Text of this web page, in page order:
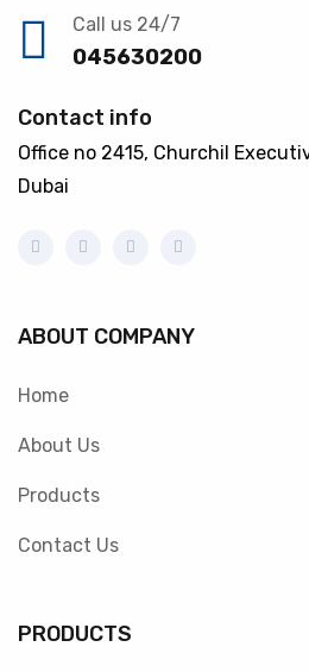
Call us 24/7
045630200
Contact info
Office no 2415, Churchil
Dubai
ABOUT COMPANY
Home
About Us
Products
Contact Us
PRODUCTS